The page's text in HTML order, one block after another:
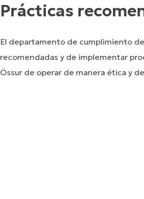
Prácticas
El departamento de cumplimiento
recomendadas y de implementar
Össur de operar de manera ética y